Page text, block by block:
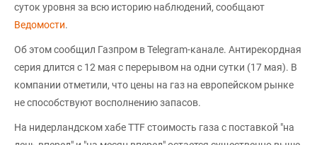
суток уровня за всю историю наблюдений, сообщают
Ведомости.
Об этом сообщил Газпром в Telegram-канале. Антирекордная
серия длится с 12 мая с перерывом на одни сутки (17 мая). В
компании отметили, что цены на газ на европейском рынке
не способствуют восполнению запасов.
На нидерландском хабе TTF стоимость газа с поставкой "на